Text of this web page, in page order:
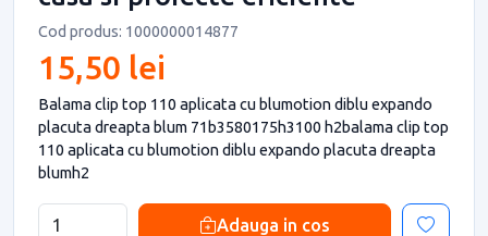
Cod produs: 1000000014877
15,50 lei
Balama clip top 110 aplicata cu blumotion diblu expando
placuta dreapta blum 71b3580175h3100 h2balama clip top
110 aplicata cu blumotion diblu expando placuta dreapta
blumh2
Adauga in cos